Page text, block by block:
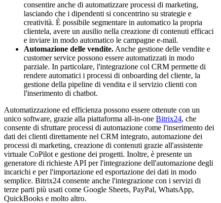
consentire anche di automatizzare processi di marketing,
lasciando che i dipendenti si concentrino su strategie e
creatività. È possibile segmentare in automatico la propria
clientela, avere un ausilio nella creazione di contenuti efficaci
e inviare in modo automatico le campagne e-mail.
Automazione delle vendite. Anche gestione delle vendite e
customer service possono essere automatizzati in modo
parziale. In particolare, l'integrazione col CRM permette di
rendere automatici i processi di onboarding del cliente, la
gestione della pipeline di vendita e il servizio clienti con
l'inserimento di chatbot.
Automatizzazione ed efficienza possono essere ottenute con un
unico software, grazie alla piattaforma all-in-one Bitrix24, che
consente di sfruttare processi di automazione come l'inserimento dei
dati dei clienti direttamente nel CRM integrato, automazione dei
processi di marketing, creazione di contenuti grazie all'assistente
virtuale CoPilot e gestione dei progetti. Inoltre, è presente un
generatore di richieste API per l'integrazione dell'automazione degli
incarichi e per l'importazione ed esportazione dei dati in modo
semplice. Bitrix24 consente anche l'integrazione con i servizi di
terze parti più usati come Google Sheets, PayPal, WhatsApp,
QuickBooks e molto altro.